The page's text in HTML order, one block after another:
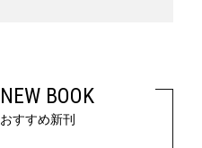
NEW BOOK
おすすめ新刊